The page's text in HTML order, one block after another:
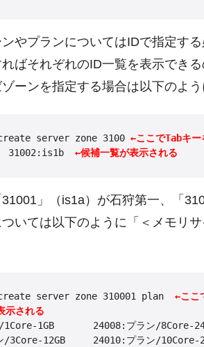
やプランについてはIDで指定す
ばそれぞれのID一覧を表示でき
ーンを指定する場合は以下のよう
server zone 3100 ←ここでTabキー
31002:is1b ←候補一覧が表示される
」（is1a）が石狩第一、「
いては以下のように「＜メモリ
server zone 310001 plan ←ここ
示される
/1Core-1GB       24008:プラン/8Core-
/3Core-12GB     24010:プラン/10Core-